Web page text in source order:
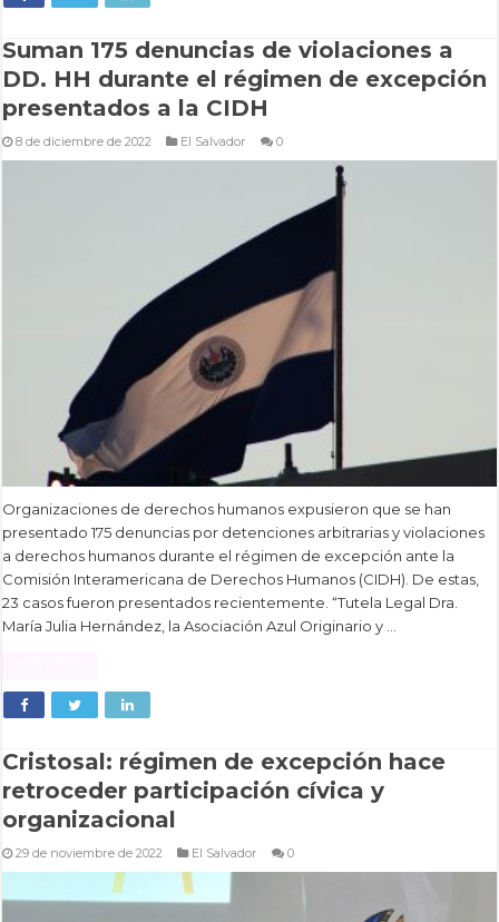
Suman 175 denuncias de violaciones a
DD. HH durante el régimen de excepción
presentados a la CIDH
8 de diciembre de 2022 El Salvador 0
Organizaciones de derechos humanos expusieron que se han
presentado 175 denuncias por detenciones arbitrarias y violaciones
a derechos humanos durante el régimen de excepción ante la
Comisión Interamericana de Derechos Humanos (CIDH). De estas,
23 casos fueron presentados recientemente. “Tutela Legal Dra.
María Julia Hernández, la Asociación Azul Originario y …
Cristosal: régimen de excepción hace
retroceder participación cívica y
organizacional
29 de noviembre de 2022 El Salvador 0